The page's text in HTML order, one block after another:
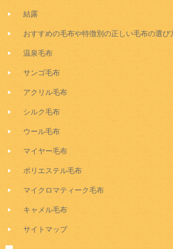
結露
おすすめの毛布や特徴別の正しい毛布の選び
温泉毛布
サンゴ毛布
アクリル毛布
シルク毛布
ウール毛布
マイヤー毛布
ポリエステル毛布
マイクロマティーク毛布
キャメル毛布
サイトマップ